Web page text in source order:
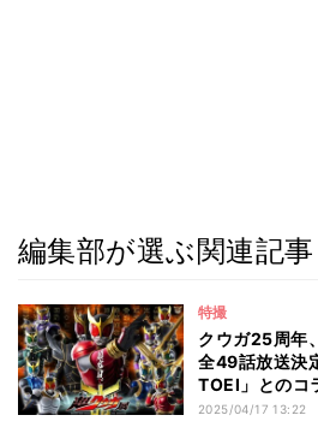
編集部が選ぶ関連記事
特撮
クウガ25周年
全49話放送決
TOEI」とのコ
2025/04/17 13:22